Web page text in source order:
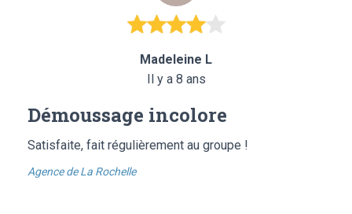
Madeleine L
Il y a 8 ans
Démoussage incolore
Satisfaite, fait régulièrement au groupe !
Agence de La Rochelle